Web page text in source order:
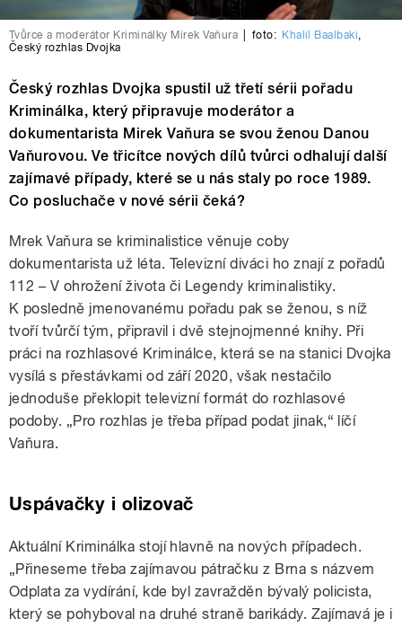
Tvůrce a moderátor Kriminálky Mirek Vaňura foto: Khalil Baalbaki,
Český rozhlas Dvojka
Český rozhlas Dvojka spustil už třetí sérii pořadu
Kriminálka, který připravuje moderátor a
dokumentarista Mirek Vaňura se svou ženou Danou
Vaňurovou. Ve třicítce nových dílů tvůrci odhalují další
zajímavé případy, které se u nás staly po roce 1989.
Co posluchače v nové sérii čeká?
Mrek Vaňura se kriminalistice věnuje coby
dokumentarista už léta. Televizní diváci ho znají z pořadů
112 – V ohrožení života či Legendy kriminalistiky.
K posledně jmenovanému pořadu pak se ženou, s níž
tvoří tvůrčí tým, připravil i dvě stejnojmenné knihy. Při
práci na rozhlasové Kriminálce, která se na stanici Dvojka
vysílá s přestávkami od září 2020, však nestačilo
jednoduše překlopit televizní formát do rozhlasové
podoby. „Pro rozhlas je třeba případ podat jinak,“ líčí
Vaňura.
Uspávačky i olizovač
Aktuální Kriminálka stojí hlavně na nových případech.
„Přineseme třeba zajímavou pátračku z Brna s názvem
Odplata za vydírání, kde byl zavražděn bývalý policista,
který se pohyboval na druhé straně barikády. Zajímavá je i